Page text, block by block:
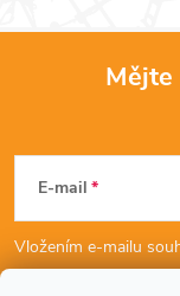
p
E-mail
Vložením e-mailu